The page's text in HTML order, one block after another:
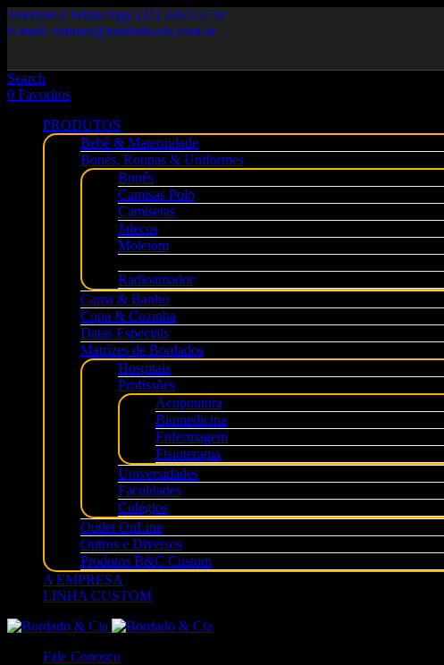
Telefone e WhatsApp: (11) 3467-5770
E-mail: contato@bordado-cia.com.br
Search
0 Favoritos
PRODUTOS
Bebê & Maternidade
Bonés, Roupas & Uniformes
Bonés
Camisas Polo
Camisetas
Jalecos
Moletom
Radioamador
Cama & Banho
Copa & Cozinha
Datas Especiais
Matrizes de Bordados
Hospitais
Profissões
Acupuntura
Biomedicina
Enfermagem
Fisioterapia
Universidades
Faculdades
Colégios
Outlet OnLine
Outros e Diversos
Produtos B&C Custom
A EMPRESA
LINHA CUSTOM
Fale Conosco